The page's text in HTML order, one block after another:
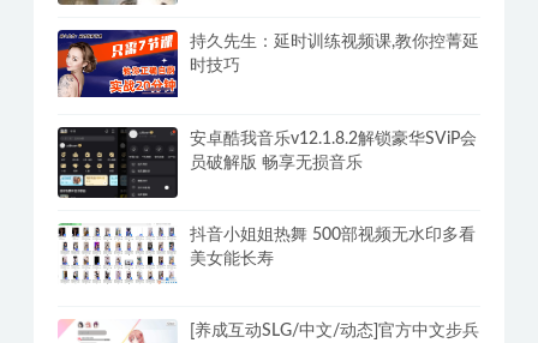
持久先生：延时训练视频课,教你控菁延
时技巧
安卓酷我音乐v12.1.8.2解锁豪华SViP会
员破解版 畅享无损音乐
抖音小姐姐热舞 500部视频无水印多看
美女能长寿
[养成互动SLG/中文/动态]官方中文步兵